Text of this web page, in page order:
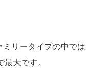
リータイプの中では
大です。